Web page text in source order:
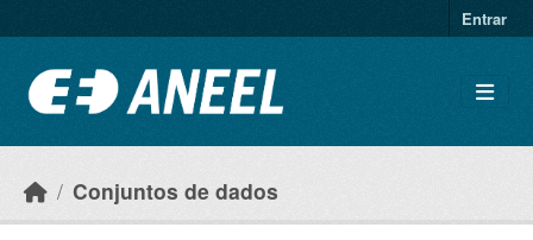
Entrar
Conjuntos de dados